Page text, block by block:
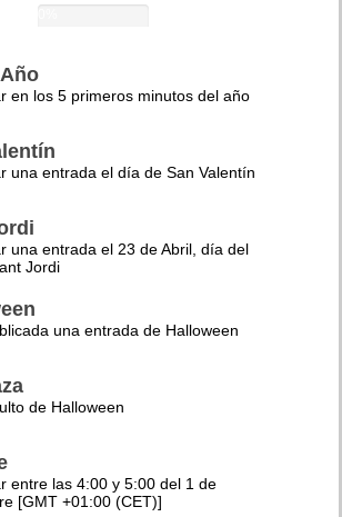
en los 5 primeros minutos del año
una entrada el día de San Valentín
una entrada el 23 de Abril, día del
Jordi
una entrada de Halloween
de Halloween
entre las 4:00 y 5:00 del 1 de
[GMT +01:00 (CET)]